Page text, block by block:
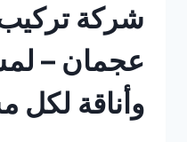
شركة
عجمان –
وأناقة لكل